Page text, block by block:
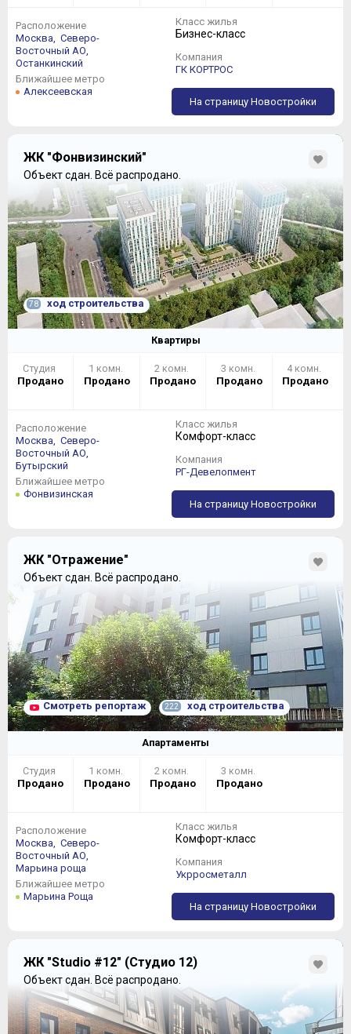
Расположение
Москва, Северо-
Восточный АО,
Останкинский
Ближайшее метро
Алексеевская
Класс жилья
Бизнес-класс
Компания
ГК КОРТРОС
На страницу Новостройки
ЖК "Фонвизинский"
Объект сдан. Всё распродано.
78 ход строительства
Квартиры
Студия
Продано
1 комн.
Продано
2 комн.
Продано
3 комн.
Продано
4 комн.
Продано
Расположение
Москва, Северо-
Восточный АО,
Бутырский
Ближайшее метро
Фонвизинская
Класс жилья
Комфорт-класс
Компания
РГ-Девелопмент
На страницу Новостройки
ЖК "Отражение"
Объект сдан. Всё распродано.
Смотреть репортаж 222 ход строительства
Апартаменты
Студия
Продано
1 комн.
Продано
2 комн.
Продано
3 комн.
Продано
Расположение
Москва, Северо-
Восточный АО,
Марьина роща
Ближайшее метро
Марьина Роща
Класс жилья
Комфорт-класс
Компания
Укрросметалл
На страницу Новостройки
ЖК "Studio #12" (Студио 12)
Объект сдан. Всё распродано.